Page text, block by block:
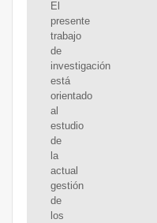
El
presente
trabajo
de
investigación
está
orientado
al
estudio
de
la
actual
gestión
de
los